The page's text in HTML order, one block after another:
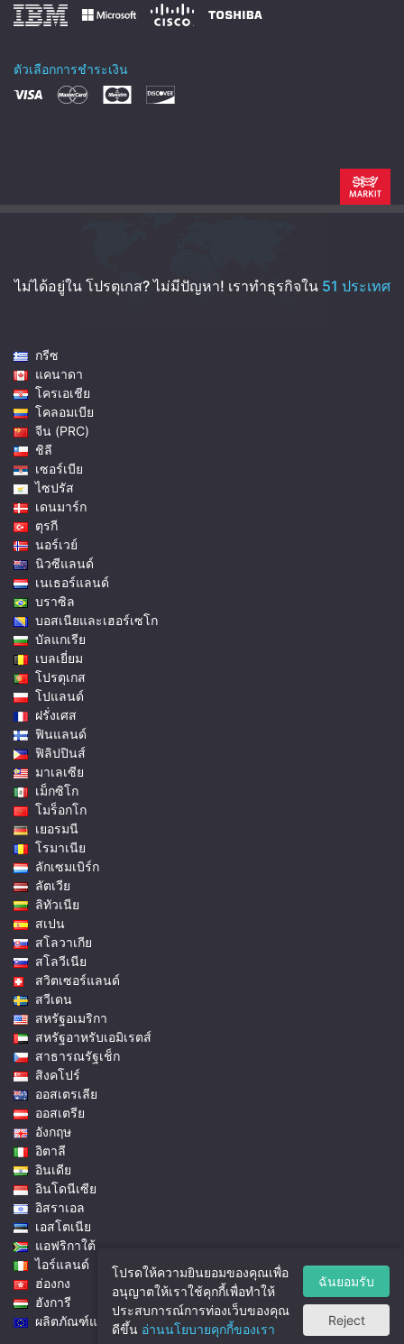
ตัวเลือกการชำระเงิน
ไม่ได้อยู่ใน โปรตุเกส? ไม่มีปัญหา! เราทำธุรกิจใน 51 ประเทศ
กรีซ
แคนาดา
โครเอเชีย
โคลอมเบีย
จีน (PRC)
ชิลี
เซอร์เบีย
ไซปรัส
เดนมาร์ก
ตุรกี
นอร์เวย์
นิวซีแลนด์
เนเธอร์แลนด์
บราซิล
บอสเนียและเฮอร์เซโก
บัลแกเรีย
เบลเยี่ยม
โปรตุเกส
โปแลนด์
ฝรั่งเศส
ฟินแลนด์
ฟิลิปปินส์
มาเลเซีย
เม็กซิโก
โมร็อกโก
เยอรมนี
โรมาเนีย
ลักเซมเบิร์ก
ลัตเวีย
ลิทัวเนีย
สเปน
สโลวาเกีย
สโลวีเนีย
สวิตเซอร์แลนด์
สวีเดน
สหรัฐอเมริกา
สหรัฐอาหรับเอมิเรตส์
สาธารณรัฐเช็ก
สิงคโปร์
ออสเตรเลีย
ออสเตรีย
อังกฤษ
อิตาลี
อินเดีย
อินโดนีเซีย
อิสราเอล
เอสโตเนีย
แอฟริกาใต้
ไอร์แลนด์
ฮ่องกง
ฮังการี
ผลิตภัณฑ์และราคาของสหภาพยุโรป
โปรดให้ความยินยอมของคุณเพื่อ
อนุญาตให้เราใช้คุกกี้เพื่อทำให้
ประสบการณ์การท่องเว็บของคุณ
ดีขึ้น อ่านนโยบายคุกกี้ของเรา
ฉันยอมรับ
Reject